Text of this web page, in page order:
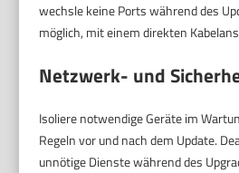
wechsle keine Ports während des
möglich, mit einem direkten
Netzwerk- und
Isoliere notwendige Geräte im
Regeln vor und nach dem Update.
unnötige Dienste während des